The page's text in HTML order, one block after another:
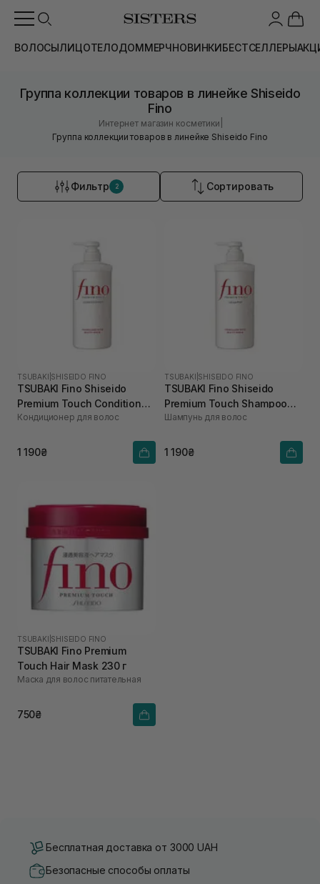
ВОЛОСЫЛИЦОТЕЛОДОММЕРЧНОВИНКИБЕСТСЕЛЛЕРЫ
Группа коллекции товаров в линейке Shiseido
Fino
Интернет магазин косметики
Группа коллекции товаров в линейке Shiseido Fino
Фильтр 2 Сортировать
TSUBAKI SHISEIDO FINO
TSUBAKI Fino Shiseido
Premium Touch Conditioner
550 мл
Кондиционер для волос
1 190₴
TSUBAKI SHISEIDO FINO
TSUBAKI Fino Shiseido
Premium Touch Shampoo
550 мл
Шампунь для волос
1 190₴
TSUBAKI SHISEIDO FINO
TSUBAKI Fino Premium
Touch Hair Mask 230 г
Маска для волос питательная
750₴
Бесплатная доставка от 3000 UAH
Безопасные способы оплаты